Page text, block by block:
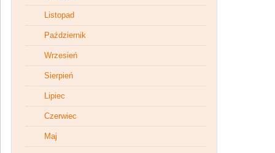
Listopad
Październik
Wrzesień
Sierpień
Lipiec
Czerwiec
Maj